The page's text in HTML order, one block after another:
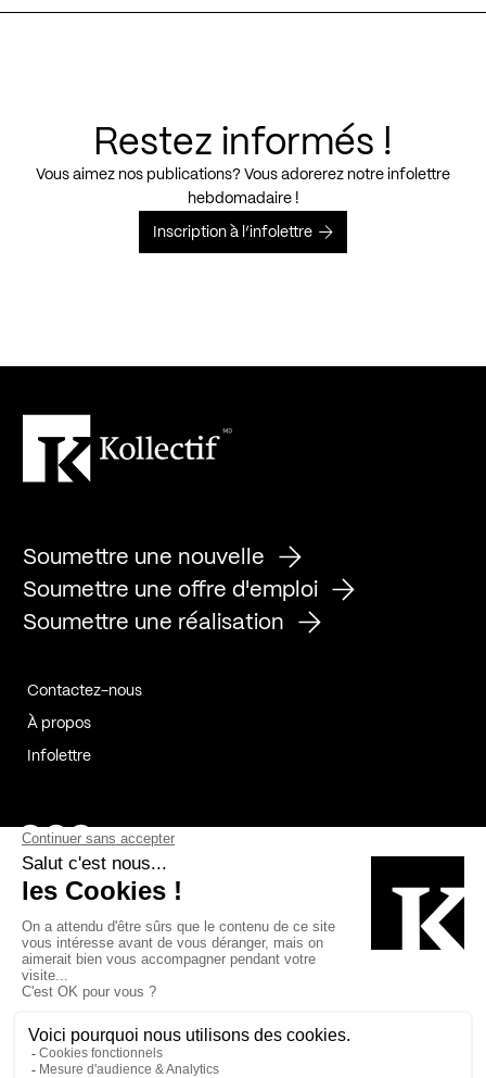
Restez informés !
Vous aimez nos publications? Vous adorerez notre infolettre
hebdomadaire !
Inscription à l’infolettre
Soumettre une nouvelle
Soumettre une offre d'emploi
Soumettre une réalisation
Contactez-nous
À propos
Infolettre
Page Facebook de Kollectif
Page Instagram de Kollectif
Page Linkedin de Kollectif
Bâtiment-Durable-Québec-1
Esquisses-1
MP-1 v2com-1